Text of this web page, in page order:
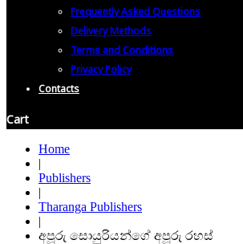
Frequently Asked Questions
Delivery Methods
Terms and Conditions
Privacy Policy
Contacts
Cart
Home
|
Publishers
|
Tharanga Publishers
|
අපූරු සොයුරියන්ගේ අපූරු රහස්